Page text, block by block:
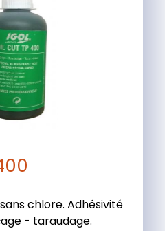
chlore. Adhésivité
- taraudage.